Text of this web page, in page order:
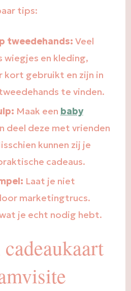
tips:
tweedehands: Veel
wiegjes en kleding,
kort gebruikt en zijn in
te vinden.
Maak een baby
deel deze met vrienden
kunnen zij je
cadeaus.
Laat je niet
marketingtrucs.
je echt nodig hebt.